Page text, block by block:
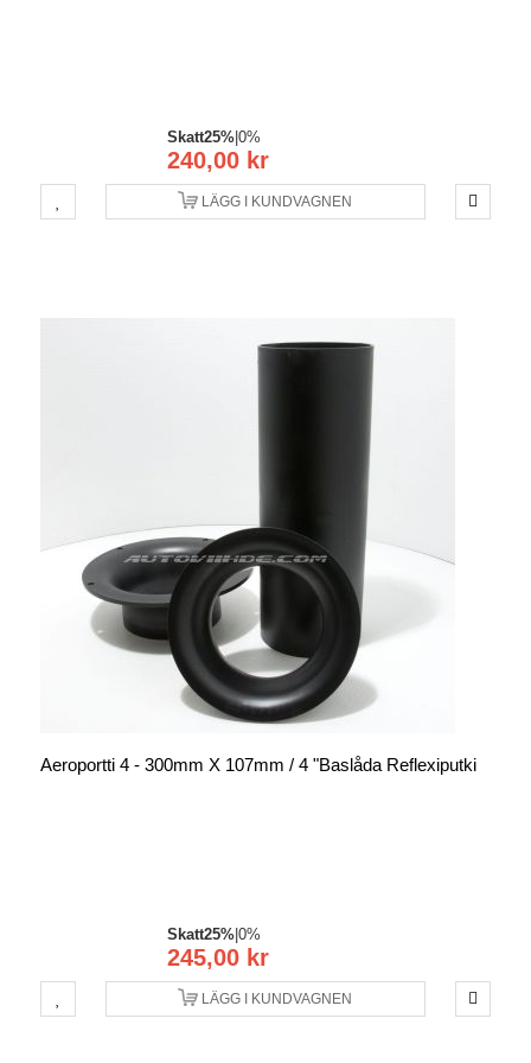
240,00 kr
Skatt25%| 0%
LÄGG I KUNDVAGNEN
Aeroportti 4 - 300mm X 107mm / 4 "baslåda Reflexiputki
245,00 kr
Skatt25%| 0%
LÄGG I KUNDVAGNEN